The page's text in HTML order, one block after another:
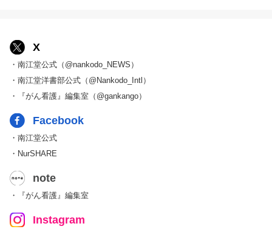
X
・南江堂公式（@nankodo_NEWS）
・南江堂洋書部公式（@Nankodo_Intl）
・『がん看護』編集室（@gankango）
Facebook
・南江堂公式
・NurSHARE
note
・『がん看護』編集室
Instagram